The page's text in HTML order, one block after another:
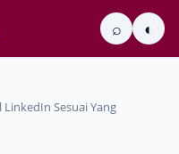
⌕ ◐
Sesuai Yang